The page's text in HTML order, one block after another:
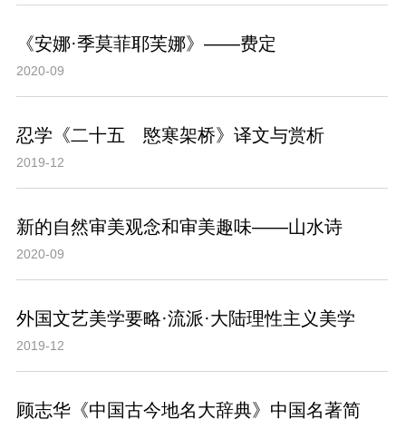
《安娜·季莫菲耶芙娜》——费定
2020-09
忍学《二十五 愍寒架桥》译文与赏析
2019-12
新的自然审美观念和审美趣味——山水诗
2020-09
外国文艺美学要略·流派·大陆理性主义美学
2019-12
顾志华《中国古今地名大辞典》中国名著简